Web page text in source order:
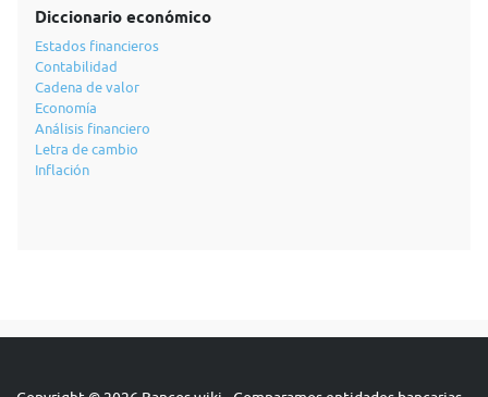
Diccionario económico
Estados financieros
Contabilidad
Cadena de valor
Economía
Análisis financiero
Letra de cambio
Inflación